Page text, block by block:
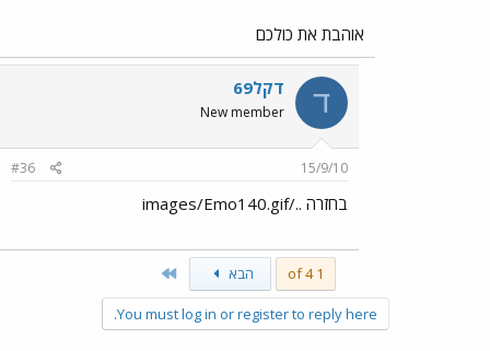
אוהבת את כולכם
ד דקל69
New member
15/9/10
#36
בחזרה ../images/Emo140.gif
1 of 4 הבא
You must log in or register to reply here.